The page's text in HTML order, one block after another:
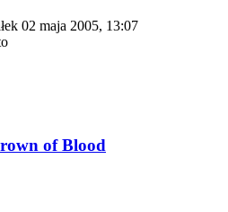
02 maja 2005, 13:07
of Blood